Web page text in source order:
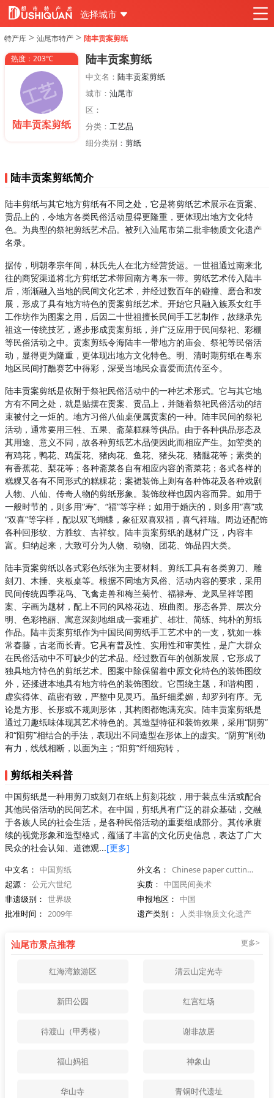
选择城市
特产库 > 汕尾市特产 > 陆丰贡案剪纸
热度：203℃
陆丰贡案剪纸
陆丰贡案剪纸
中文名： 陆丰贡案剪纸
城市： 汕尾市
区：
分类： 工艺品
细分类别： 剪纸
陆丰贡案剪纸简介
陆丰剪纸与其它地方剪纸有不同之处，它是将剪纸艺术展示在贡案、
贡品上的，令地方各类民俗活动显得更隆重，更体现出地方文化特
色。为典型的祭祀剪纸艺术品。被列入汕尾市第二批非物质文化遗产
名录。
据传，明朝孝宗年间，林氏先人在北方经营货运。一世祖通过南来北
往的商贸渠道将北方剪纸艺术带回南方粤东一带。剪纸艺术传入陆丰
后，渐渐融入当地的民间文化艺术，并经过数百年的碰撞、磨合和发
展，形成了具有地方特色的贡案剪纸艺术。开始它只融入族系女红手
工作坊作为图案之用，后因二十世祖擅长民间手工艺制作，故继承先
祖这一传统技艺，逐步形成贡案剪纸，并广泛应用于民间祭祀、彩棚
等民俗活动之中。贡案剪纸令海陆丰一带地方的庙会、祭祀等民俗活
动，显得更为隆重，更体现出地方文化特色。明、清时期剪纸在粤东
地区民间打醮赛艺中得彩，深受当地民众喜爱而流传至今。
陆丰贡案剪纸是依附于祭祀民俗活动中的一种艺术形式。它与其它地
方有不同之处，就是贴摆在贡案、贡品上，并随着祭祀民俗活动的结
束被付之一炬的。地方习俗八仙桌便属贡案的一种。陆丰民间的祭祀
活动，通常要用三牲、五果、斋菜糕粿等供品。由于各种供品形态及
其用途、意义不同，故各种剪纸艺木品便因此而相应产生。如荤类的
有鸡花，鸭花、鸡蛋花、猪肉花、鱼花、猪头花、猪腿花等；素类的
有香蕉花、梨花等；各种斋菜各自有相应内容的斋菜花；各式各样的
糕粿又各有不同形式的糕粿花；案裙装饰上则有各种饰花及各种戏剧
人物、八仙、传奇人物的剪纸形象。装饰纹样也因内容而异。如用于
一般时节的，则多用“寿”、“福”等字样；如用于婚庆的，则多用“喜”或
“双喜”等字样，配以双飞蝴蝶，象征双喜双福，喜气祥瑞。周边还配饰
各种回形纹、方胜纹、吉祥纹。陆丰贡案剪纸的题材广泛，内容丰
富。归纳起来，大致可分为人物、动物、团花、饰品四大类。
陆丰贡案剪纸以各式彩色纸张为主要材料。剪纸工具有各类剪刀、雕
刻刀、木捶、夹板桌等。根据不同地方风俗、活动内容的要求，采用
民间传统四季花鸟、飞禽走兽和梅兰菊竹、福禄寿、龙凤呈祥等图
案、字画为题材，配上不同的风格花边、班曲图。形态各异、层次分
明、色彩艳丽、寓意深刻地组成一套粗扩、雄壮、简练、纯朴的剪纸
作品。陆丰贡案剪纸作为中国民间剪纸手工艺术中的一支，犹如一株
常春藤，古老而长青。它具有普及性、实用性和审美性，是广大群众
在民俗活动中不可缺少的艺术品。经过数百年的创新发展，它形成了
独具地方恃色的剪纸艺术。图案中除保留着中原文化特色的装饰图纹
外，还揉进本地具有地方特色的装饰图纹。它围绕主题，和谐构图，
虚实得体、疏密有致，严整中见灵巧。虽纤细柔媚，却罗列有序。无
论是方形、长形或不规则形体，其构图都饱满充实。陆丰贡案剪纸是
通过刀趣纸味体现其艺术特色的。其造型特征和装饰效果，采用“阴剪”
和“阳剪”相结合的手法，表现出不同造型在形体上的虚实。“阴剪”刚劲
有力，线线相断，以面为主；“阳剪”纤细宛转，
剪纸相关科普
中国剪纸是一种用剪刀或刻刀在纸上剪刻花纹，用于装点生活或配合
其他民俗活动的民间艺术。在中国，剪纸具有广泛的群众基础，交融
于各族人民的社会生活，是各种民俗活动的重要组成部分。其传承赓
续的视觉形象和造型格式，蕴涵了丰富的文化历史信息，表达了广大
民众的社会认知、道德观...[更多]
中文名： 中国剪纸 外文名：
Chinese paper cutting, Chinese paper-cut
起源： 公元六世纪 实质： 中国民间美术
非遗级别： 世界级 申报地区： 中国
批准时间： 2009年 遗产类别： 人类非物质文化遗产
汕尾市景点推荐 更多>
红海湾旅游区 清云山定光寺
新田公园 红宫红场
待渡山（甲秀楼） 谢非故居
福山妈祖 神象山
华山寺 青铜时代遗址